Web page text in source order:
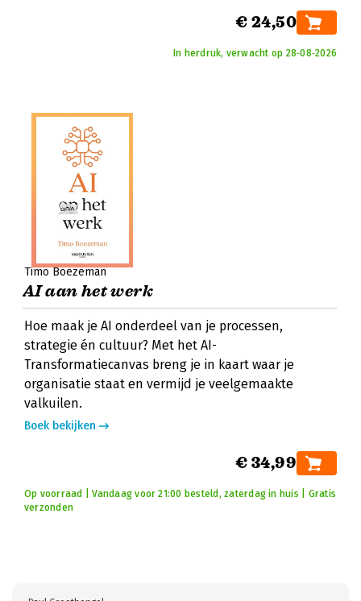
€ 24,50
In herdruk, verwacht op 28‑08‑2026
Timo Boezeman
AI aan het werk
Hoe maak je AI onderdeel van je processen,
strategie én cultuur? Met het AI-
Transformatiecanvas breng je in kaart waar je
organisatie staat en vermijd je veelgemaakte
valkuilen.
Boek bekijken
€ 34,99
Op voorraad | Vandaag voor 21:00 besteld, zaterdag in huis | Gratis
verzonden